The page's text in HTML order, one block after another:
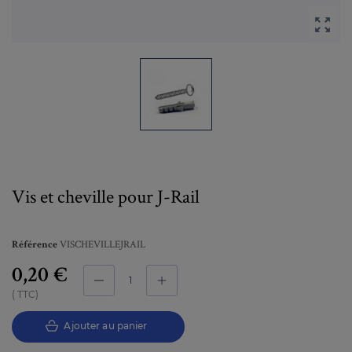

Vis et cheville pour J-Rail
Référence VISCHEVILLEJRAIL
0,20 €
TTC
Ajouter au panier